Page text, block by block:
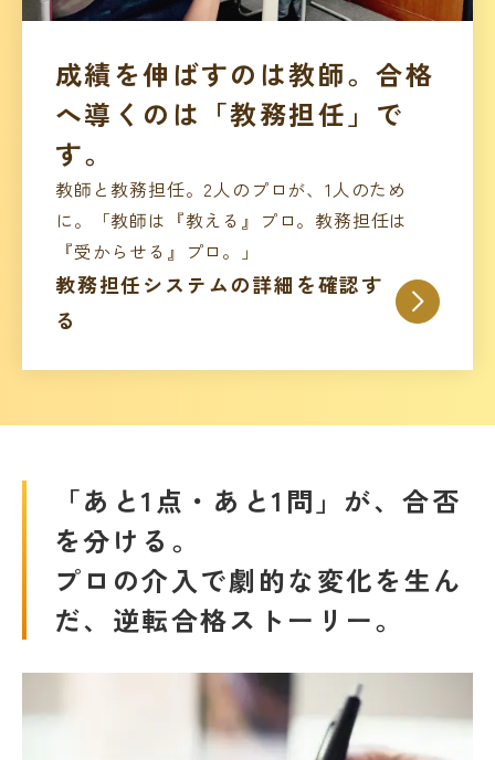
成績を伸ばすのは教師。合格
へ導くのは「教務担任」で
す。
教師と教務担任。2人のプロが、1人のため
に。「教師は『教える』プロ。教務担任は
『受からせる』プロ。」
教務担任システムの詳細を確認す
る
「あと1点・あと1問」が、合否
を分ける。
プロの介入で劇的な変化を生ん
だ、逆転合格ストーリー。